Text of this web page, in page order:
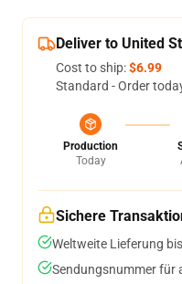
Deliver to United
Cost to ship:$6.99
Standard - Order
Production
Today
Sichere
Weltweite Lieferung
Sendungsnummer für